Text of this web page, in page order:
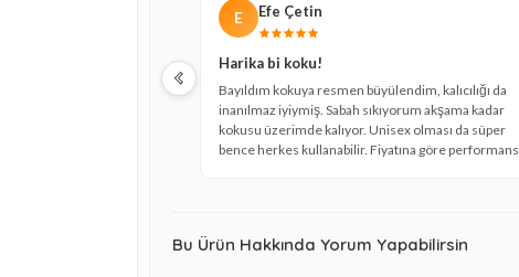
E Efe Çetin
Harika bi koku!
Bayıldım kokuya resmen büyülendim, kalıcılığı da
inanılmaz iyiymiş. Sabah sıkıyorum akşama kadar
kokusu üzerimde kalıyor. Unisex olması da süper
bence herkes kullanabilir. Fiyatına göre performansı
Bu Ürün Hakkında Yorum Yapabilirsin